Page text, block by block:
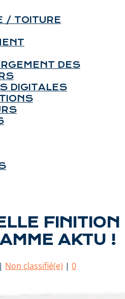
/ TOITURE
DES
DIGITALES
FINITION
AKTU !
| Non classifié(e) | 0